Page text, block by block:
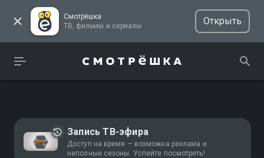
Смотрёшка
ТВ, фильмы и сериалы
Открыть
Запись ТВ-эфира
Доступ на время — возможна реклама и
неполные сезоны. Успейте посмотреть!